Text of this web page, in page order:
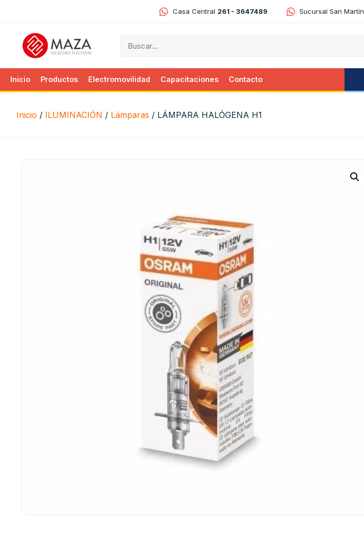
Casa Central 261 - 3647489 Sucursal San Martín
Inicio Productos Electromovilidad Capacitaciones Contacto
Inicio / ILUMINACIÓN / Lámparas / LÁMPARA HALÓGENA H1